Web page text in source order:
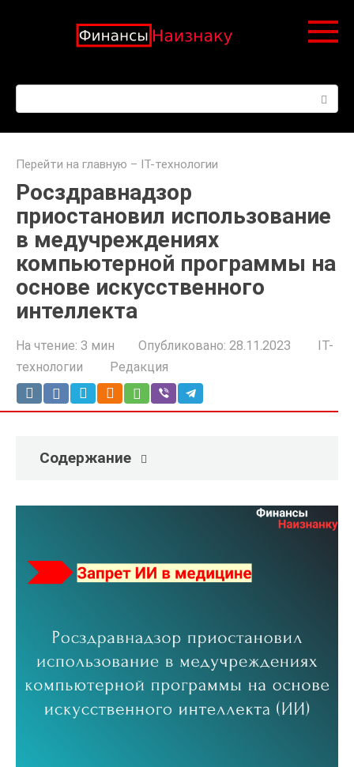
Перейти на главную – IT-технологии
Росздравнадзор
приостановил использование
в медучреждениях
компьютерной программы на
основе искусственного
интеллекта
На чтение: 3 мин Опубликовано: 28.11.2023
IT-
технологии
Редакция
Содержание